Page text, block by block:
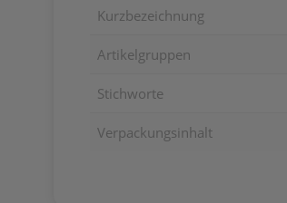
Kurzbezeichnung
Artikelgruppen
Stichworte
Verpackungsinhalt